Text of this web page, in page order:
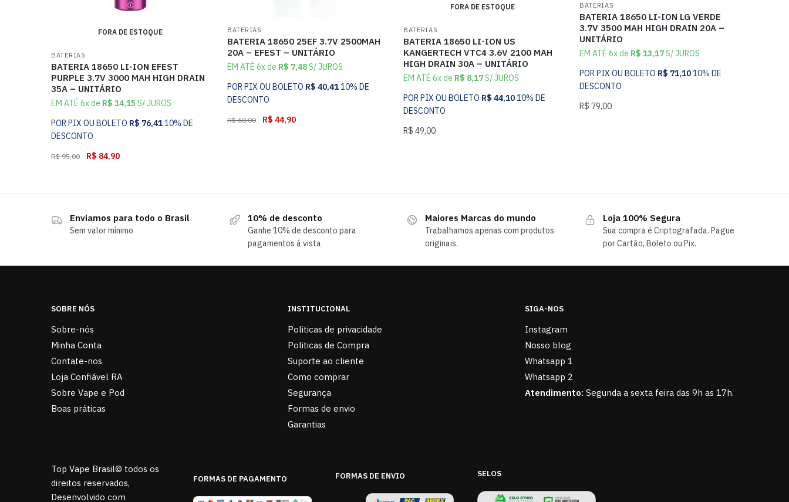
FORA DE ESTOQUE
BATERIAS
BATERIA 18650 LI-ION EFEST
PURPLE 3.7V 3000 MAH HIGH DRAIN
35A – UNITÁRIO
EM ATÉ 6x de R$ 14,15 S/ JUROS
POR PIX OU BOLETO R$ 76,4110% DE
DESCONTO
R$95,00 R$ 84,90
BATERIAS
BATERIA 18650 25EF 3.7V 2500MAH
20A – EFEST – UNITÁRIO
EM ATÉ 6x de R$ 7,48S/ JUROS
POR PIX OU BOLETO R$ 40,4110% DE
DESCONTO
R$60,00 R$ 44,90
FORA DE ESTOQUE
BATERIAS
BATERIA 18650 LI-ION US
KANGERTECH VTC4 3.6V 2100 MAH
HIGH DRAIN 30A – UNITÁRIO
EM ATÉ 6x de R$ 8,17S/ JUROS
POR PIX OU BOLETO R$ 44,1010% DE
DESCONTO
R$ 49,00
BATERIAS
BATERIA 18650 LI-ION LG VERDE
3.7V 3500 MAH HIGH DRAIN 20A –
UNITÁRIO
EM ATÉ 6x de R$ 13,17S/ JUROS
POR PIX OU BOLETO R$ 71,1010% DE
DESCONTO
R$ 79,00
Enviamos para todo o Brasil
Sem valor mínimo
10% de desconto
Ganhe 10% de desconto para
pagamentos á vista
Maiores Marcas do mundo
Trabalhamos apenas com produtos
originais.
Loja 100% Segura
Sua compra é Criptografada. Pague
por Cartão, Boleto ou Pix.
SOBRE NÓS
Sobre-nós
Minha Conta
Contate-nos
Loja Confiável RA
Sobre Vape e Pod
Boas práticas
INSTITUCIONAL
Politicas de privacidade
Politicas de Compra
Suporte ao cliente
Como comprar
Segurança
Formas de envio
Garantias
SIGA-NOS
Instagram
Nosso blog
Whatsapp 1
Whatsapp 2
Atendimento: Segunda a sexta feira das 9h as 17h.
Top Vape Brasil© todos os
direitos reservados,
Desenvolvido com
FORMAS DE PAGAMENTO FORMAS DE ENVIO SELOS